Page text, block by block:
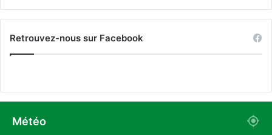
m
n
n
0
m
b
l
é
s
d
Retrouvez-nous sur Facebook
Météo